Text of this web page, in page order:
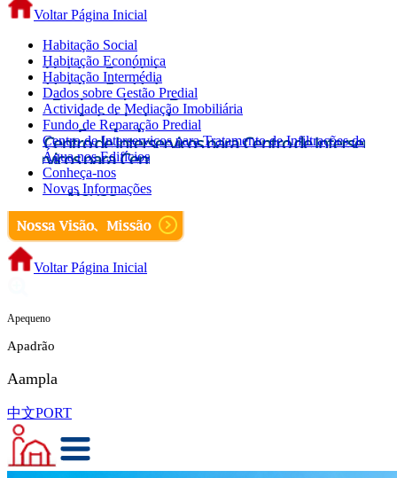
Voltar Página Inicial
Habitação Social
Habitação Económica
Habitação Intermédia
Dados sobre Gestão Predial
Actividade de Mediação Imobiliária
Fundo de Reparação Predial
Centro de Interserviços para Tratamento de Infiltrações de
Água nos Edifícios
Conheça-nos
Novas Informações
Voltar Página Inicial
Apequeno
Apadrão
Aampla
中文PORT